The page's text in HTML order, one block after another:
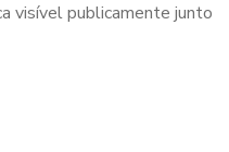
visível publicamente junto